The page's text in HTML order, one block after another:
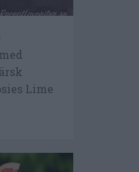
Lime